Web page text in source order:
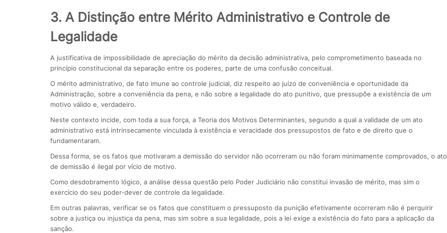
3. A Distinção entre Mérito Administrativo e Controle de
Legalidade
A justificativa de impossibilidade de apreciação do mérito da decisão administrativa, pelo comprometimento baseada no
princípio constitucional da separação entre os poderes, parte de uma confusão conceitual.
O mérito administrativo, de fato imune ao controle judicial, diz respeito ao juízo de conveniência e oportunidade da
Administração, sobre a conveniência da pena, e não sobre a legalidade do ato punitivo, que pressupõe a existência de um
motivo válido e, verdadeiro.
Neste contexto incide, com toda a sua força, a Teoria dos Motivos Determinantes, segundo a qual a validade de um ato
administrativo está intrinsecamente vinculada à existência e veracidade dos pressupostos de fato e de direito que o
fundamentaram.
Dessa forma, se os fatos que motivaram a demissão do servidor não ocorreram ou não foram minimamente comprovados, o ato
de demissão é ilegal por vício de motivo.
Como desdobramento lógico, a análise dessa questão pelo Poder Judiciário não constitui invasão de mérito, mas sim o
exercício do seu poder-dever de controle da legalidade.
Em outras palavras, verificar se os fatos que constituem o pressuposto da punição efetivamente ocorreram não é perquirir
sobre a justiça ou injustiça da pena, mas sim sobre a sua legalidade, pois a lei exige a existência do fato para a aplicação da
sanção.